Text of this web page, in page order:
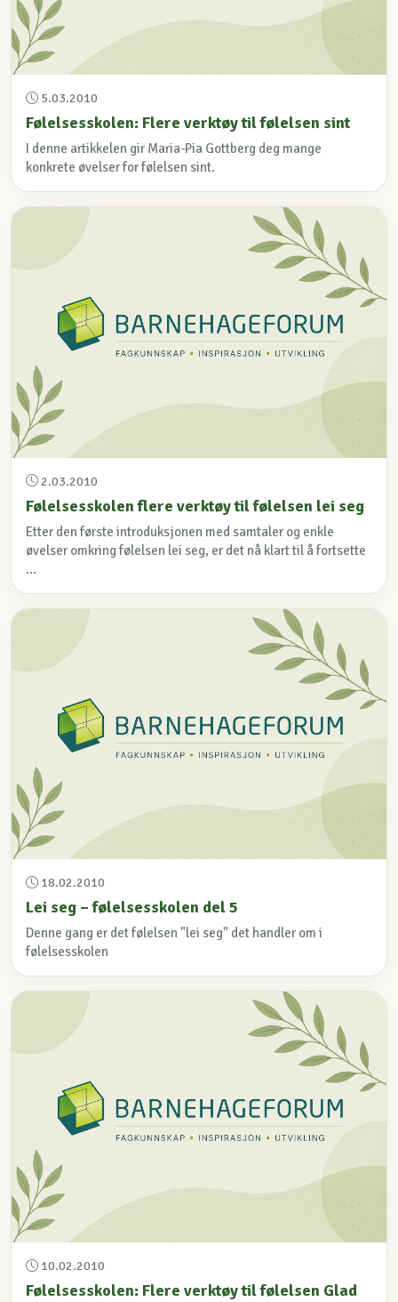
5.03.2010
Følelsesskolen: Flere verktøy til følelsen sint
I denne artikkelen gir Maria-Pia Gottberg deg mange
konkrete øvelser for følelsen sint.
2.03.2010
Følelsesskolen flere verktøy til følelsen lei seg
Etter den første introduksjonen med samtaler og enkle
øvelser omkring følelsen lei seg, er det nå klart til å fortsette
...
18.02.2010
Lei seg – følelsesskolen del 5
Denne gang er det følelsen "lei seg" det handler om i
følelsesskolen
10.02.2010
Følelsesskolen: Flere verktøy til følelsen Glad